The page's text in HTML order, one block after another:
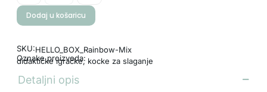
Dodaj u košaricu
SKU:HELLO_BOX_Rainbow-Mix
Oznake proizvoda:
didaktičke igračke, kocke za slaganje
Detaljni opis